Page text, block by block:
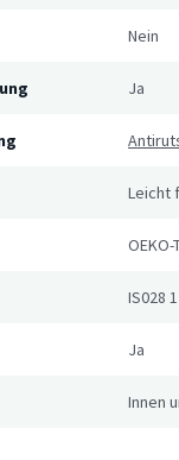
Nein
Ja
Leicht
OEKO-
IS028
Ja
Innen